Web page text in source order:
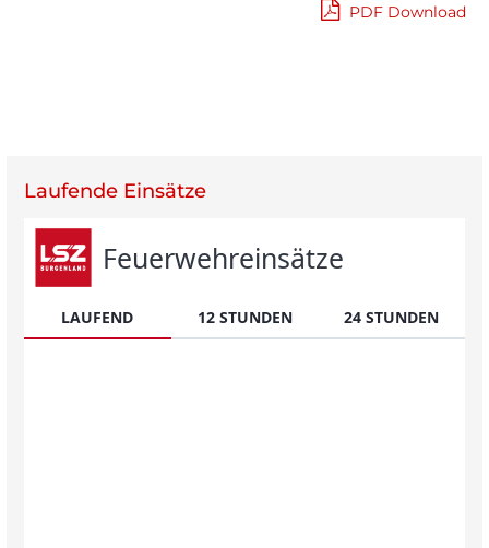
PDF Download
Lau­fende Einsätze